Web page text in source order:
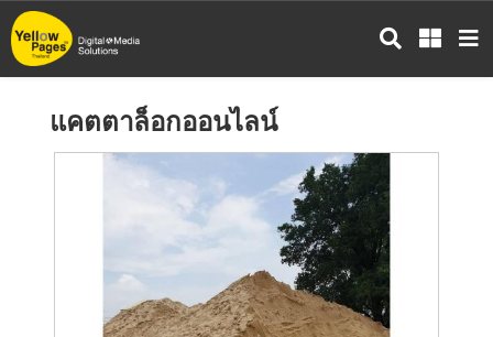
ข้าม
ไป
แคตตาล็อกออนไลน์